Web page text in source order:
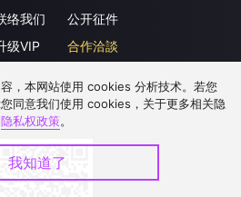
络我们
级VIP
公开征件
合作洽談
，本网站使用 cookies 分析技术。若您
同意我们使用 cookies，关于更多相关隐
隐私权政策。
我知道了